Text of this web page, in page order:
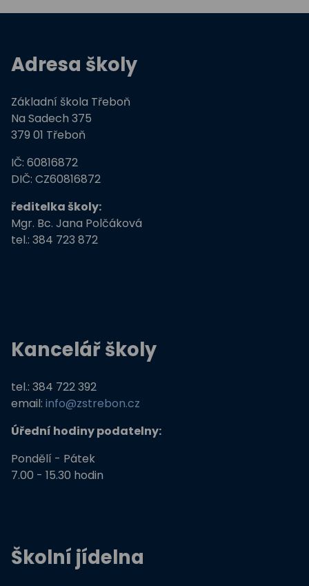
Adresa školy
Základní škola Třeboň
Na Sadech 375
379 01 Třeboň
IČ: 60816872
DIČ: CZ60816872
ředitelka školy:
Mgr. Bc. Jana Polčáková
tel.: 384 723 872
Kancelář školy
tel.: 384 722 392
email: info@zstrebon.cz
Úřední hodiny podatelny:
Pondělí - Pátek
7.00 - 15.30 hodin
Školní jídelna